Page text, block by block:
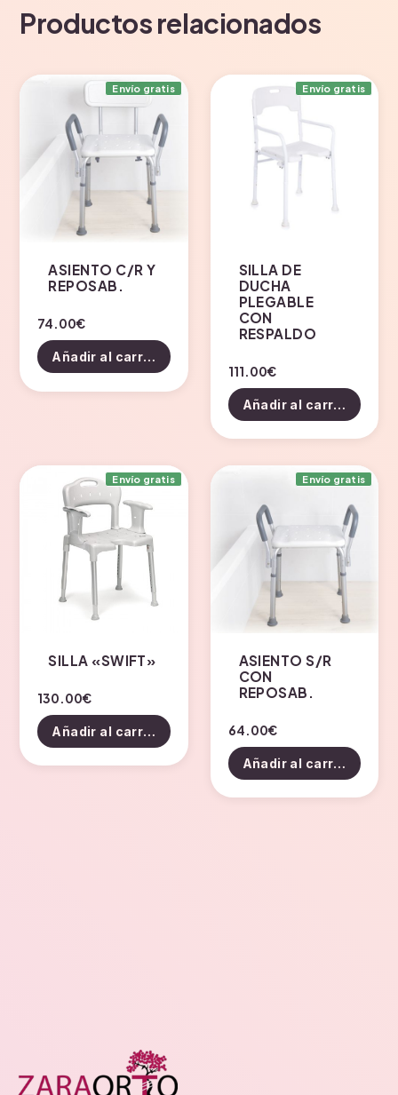
Productos relacionados
Envío gratis
ASIENTO C/R Y
REPOSAB.
74.00€
Añadir al carrito
Envío gratis
SILLA DE
DUCHA
PLEGABLE
CON
RESPALDO
111.00€
Añadir al carrito
Envío gratis
SILLA «SWIFT»
130.00€
Añadir al carrito
Envío gratis
ASIENTO S/R
CON
REPOSAB.
64.00€
Añadir al carrito